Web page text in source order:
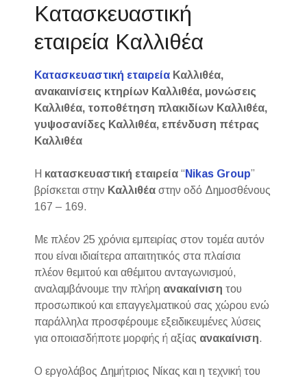
Κατασκευαστική
εταιρεία Καλλιθέα
Κατασκευαστική εταιρεία Καλλιθέα,
ανακαινίσεις κτηρίων Καλλιθέα, μονώσεις
Καλλιθέα, τοποθέτηση πλακιδίων Καλλιθέα,
γυψοσανίδες Καλλιθέα, επένδυση πέτρας
Καλλιθέα
Η κατασκευαστική εταιρεία “ Nikas Group”
βρίσκεται στην Καλλιθέα στην οδό Δημοσθένους
167 – 169.
Με πλέον 25 χρόνια εμπειρίας στον τομέα αυτόν
που είναι ιδιαίτερα απαιτητικός στα πλαίσια
πλέον θεμιτού και αθέμιτου ανταγωνισμού,
αναλαμβάνουμε την πλήρη ανακαίνιση του
προσωπικού και επαγγελματικού σας χώρου ενώ
παράλληλα προσφέρουμε εξειδικευμένες λύσεις
για οποιασδήποτε μορφής ή αξίας ανακαίνιση.
Ο εργολάβος Δημήτριος Νίκας και η τεχνική του